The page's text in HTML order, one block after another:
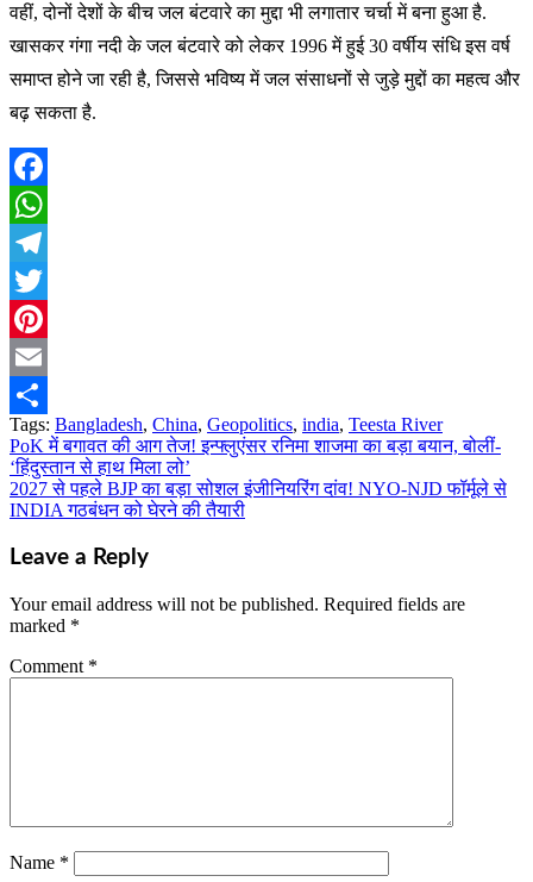
वहीं, दोनों देशों के बीच जल बंटवारे का मुद्दा भी लगातार चर्चा में बना हुआ है.
खासकर गंगा नदी के जल बंटवारे को लेकर 1996 में हुई 30 वर्षीय संधि इस वर्ष
समाप्त होने जा रही है, जिससे भविष्य में जल संसाधनों से जुड़े मुद्दों का महत्व और
बढ़ सकता है.
Facebook
WhatsApp
Telegram
Twitter
Pinterest
Email
Share
Tags: Bangladesh, China, Geopolitics, india, Teesta River
Post
navigation
PoK में बगावत की आग तेज! इन्फ्लुएंसर रनिमा शाजमा का बड़ा बयान, बोलीं-
‘हिंदुस्तान से हाथ मिला लो’
2027 से पहले BJP का बड़ा सोशल इंजीनियरिंग दांव! NYO-NJD फॉर्मूले से
INDIA गठबंधन को घेरने की तैयारी
Leave a Reply
Your email address will not be published. Required fields are
marked *
Comment *
Name *